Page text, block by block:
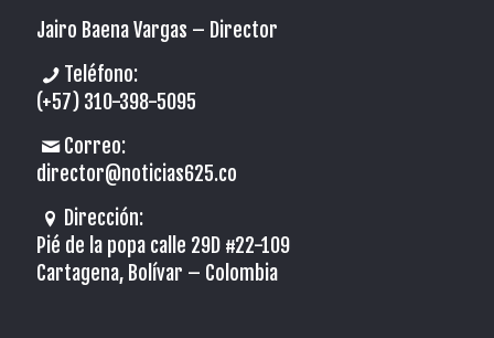
Jairo Baena Vargas – Director
Teléfono:
(+57) 310-398-5095
Correo:
director@noticias625.co
Dirección:
Pié de la popa calle 29D #22-109
Cartagena, Bolívar – Colombia